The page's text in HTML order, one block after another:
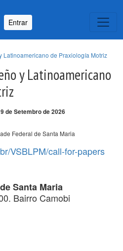
Entrar
Latinoamericano de Praxiología Motriz
y Latinoamericano
de Setembro de 2026
Federal de Santa Maria
VSBLPM/call-for-papers
Santa Maria
Bairro Camobi